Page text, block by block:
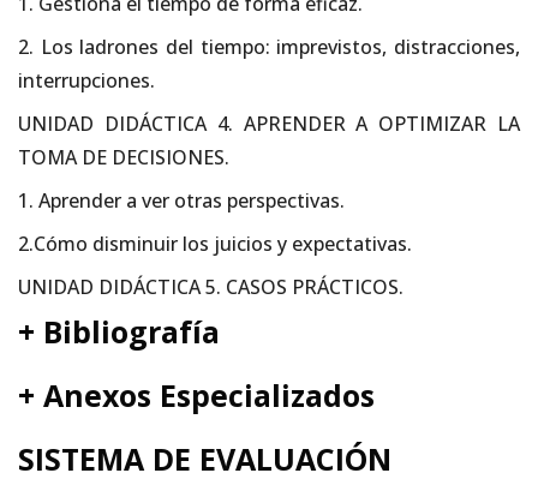
2. Los ladrones del tiempo: imprevistos, distracciones,
interrupciones.
UNIDAD DIDÁCTICA 4. APRENDER A OPTIMIZAR LA
TOMA DE DECISIONES.
1. Aprender a ver otras perspectivas.
2.Cómo disminuir los juicios y expectativas.
UNIDAD DIDÁCTICA 5. CASOS PRÁCTICOS.
+ Bibliografía
+ Anexos Especializados
SISTEMA DE EVALUACIÓN